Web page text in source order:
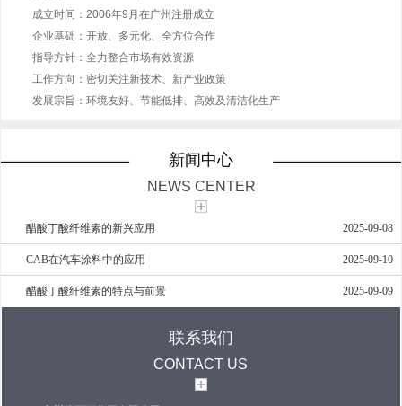
成立时间：2006年9月在广州注册成立
企业基础：开放、多元化、全方位合作
指导方针：全力整合市场有效资源
工作方向：密切关注新技术、新产业政策
发展宗旨：环境友好、节能低排、高效及清洁化生产
新闻中心
NEWS CENTER
醋酸丁酸纤维素的新兴应用 2025-09-08
CAB在汽车涂料中的应用 2025-09-10
醋酸丁酸纤维素的特点与前景 2025-09-09
联系我们
CONTACT US